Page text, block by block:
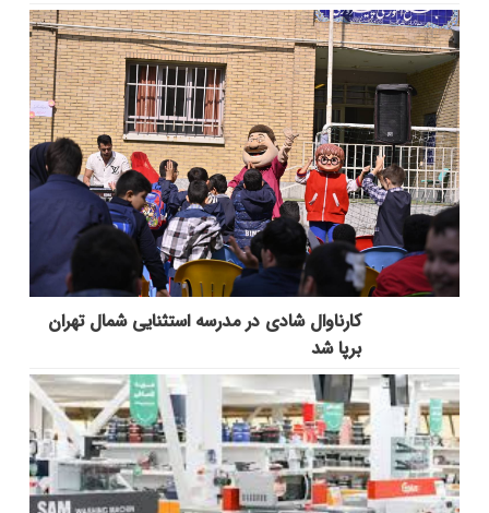
کارناوال شادی در مدرسه استثنایی شمال تهران
برپا شد